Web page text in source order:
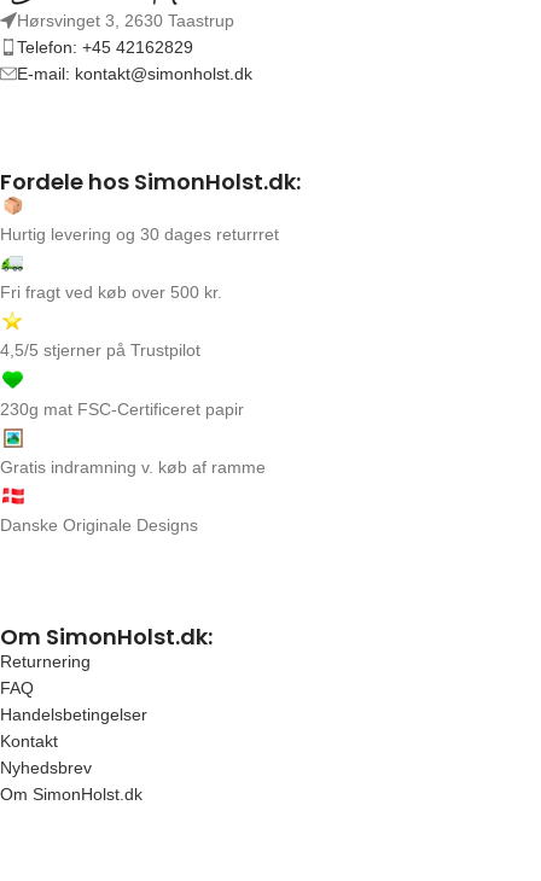
Hørsvinget 3, 2630 Taastrup
Telefon: +45 42162829
E-mail: kontakt@simonholst.dk
Fordele hos SimonHolst.dk:
Hurtig levering og 30 dages returrret
Fri fragt ved køb over 500 kr.
4,5/5 stjerner på Trustpilot
230g mat FSC-Certificeret papir
Gratis indramning v. køb af ramme
Danske Originale Designs
Om SimonHolst.dk:
Returnering
FAQ
Handelsbetingelser
Kontakt
Nyhedsbrev
Om SimonHolst.dk